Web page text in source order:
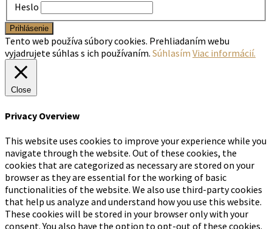
Heslo
Tento web používa súbory cookies. Prehliadaním webu
vyjadrujete súhlas s ich používaním. Súhlasím Viac informácií.
Close
Privacy Overview
This website uses cookies to improve your experience while you
navigate through the website. Out of these cookies, the
cookies that are categorized as necessary are stored on your
browser as they are essential for the working of basic
functionalities of the website. We also use third-party cookies
that help us analyze and understand how you use this website.
These cookies will be stored in your browser only with your
consent. You also have the option to opt-out of these cookies.